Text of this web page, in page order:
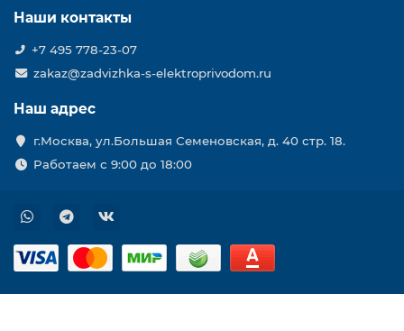
Наши контакты
+7 495 778-23-07
zakaz@zadvizhka-s-elektroprivodom.ru
Наш адрес
г.Москва, ул.Большая Семеновская, д. 40 стр. 18.
Работаем с 9:00 до 18:00